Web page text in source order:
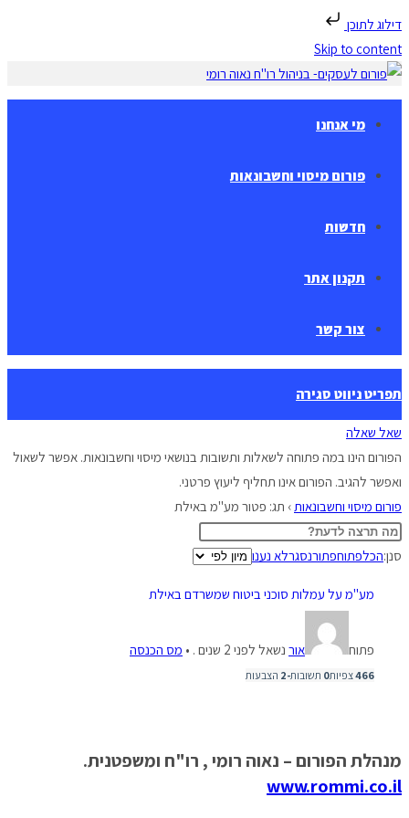
דילוג לתוכן
Skip to content
מי אנחנו
פורום מיסוי וחשבונאות
חדשות
תקנון אתר
צור קשר
תפריט ניווט סגירה
שאל שאלה
הפורום הינו במה פתוחה לשאלות ותשובות בנושאי מיסוי וחשבונאות. אפשר לשאול
ואפשר להגיב. הפורום אינו תחליף ליעוץ פרטני.
פורום מיסוי וחשבונאות› תג: פטור מע"מ באילת
סנן:הכלפתוחפתורנסגרלא נענו
מע"מ על עמלות סוכני ביטוח שמשרדם באילת
פתוח אור נשאל לפני 2 שנים . • מס הכנסה
466צפיות0 תשובות-2 הצבעות
מנהלת הפורום – נאוה רומי , רו"ח ומשפטנית.
www.rommi.co.il